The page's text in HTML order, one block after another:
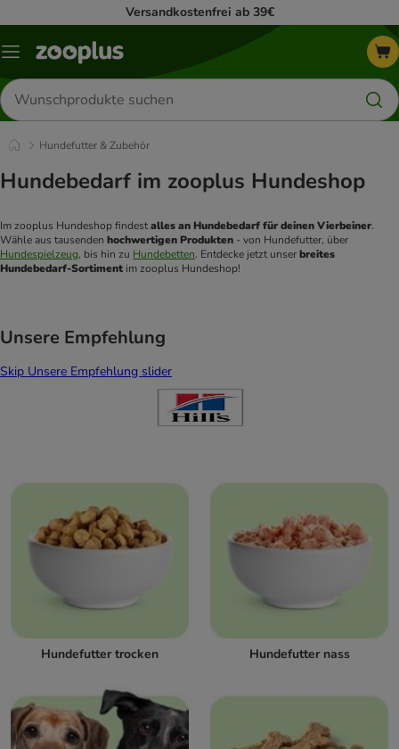
Versandkostenfrei ab 39€
Menü
Produkte
suchen
Hundefutter & Zubehör
Hundebedarf im zooplus Hundeshop
Im zooplus Hundeshop findest alles an Hundebedarf für deinen Vierbeiner.
Wähle aus tausenden hochwertigen Produkten
Hundespielzeug, bis hin zu Hundebetten. Entdecke jetzt unser breites
Hundebedarf-Sortiment
Unsere Empfehlung
Skip Unsere Empfehlung slider
Hundefutter trocken Hundefutter nass